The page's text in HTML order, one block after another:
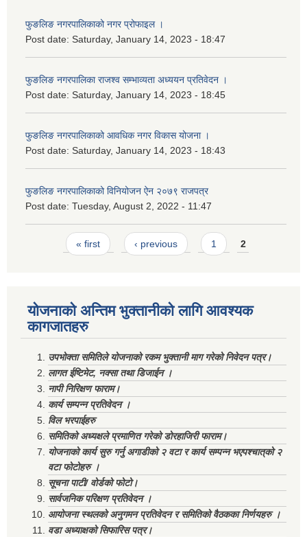
फुङलिङ नगरपालिकाको नगर प्रोफाइल ।
Post date: Saturday, January 14, 2023 - 18:47
फुङलिङ नगरपालिका राजश्व सम्भाव्यता अध्ययन प्रतिवेदन ।
Post date: Saturday, January 14, 2023 - 18:45
फुङलिङ नगरपालिकाको आवधिक नगर विकास योजना ।
Post date: Saturday, January 14, 2023 - 18:43
फुङलिङ नगरपालिकाको विनियोजन ऐन २०७९ राजपत्र
Post date: Tuesday, August 2, 2022 - 11:47
Pages« first ‹ previous 1 2
योजनाको अन्तिम भुक्तानीको लागि आवश्यक
कागजातहरु
उपभोक्ता समितिले योजनाको रकम भुक्तानी माग गरेको निवेदन पत्र।
लागत ईष्टिमेट, नक्सा तथा डिजाईन ।
नापी निरिक्षण फाराम।
कार्य सम्पन्न प्रतिवेदन ।
विल भरपाईहरु
समितिको अध्यक्षले प्रमाणित गरेको डोरहाजिरी फाराम।
योजनाको कार्य सुरु गर्नु अगाडीको २ वटा र कार्य सम्पन्न भएपश्चात्‌को २
वटा फोटोहरु ।
सूचना पाटी/ वोर्डको फोटो।
सार्वजनिक परिक्षण प्रतिवेदन ।
आयोजना स्थलको अनुगमन प्रतिवेदन र समितिको वैठकका निर्णयहरु ।
वडा अध्याक्षको सिफारिस पत्र।